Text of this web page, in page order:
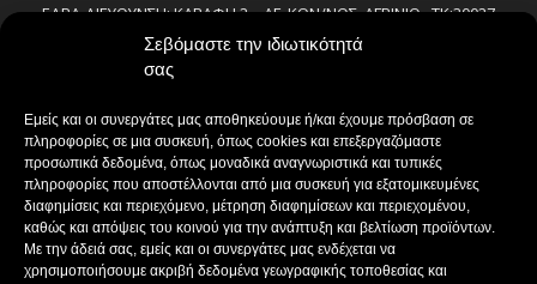
Σεβόμαστε την ιδιωτικότητά
σας
Εμείς και οι συνεργάτες μας αποθηκεύουμε ή/και έχουμε πρόσβαση σε
πληροφορίες σε μια συσκευή, όπως cookies και επεξεργαζόμαστε
προσωπικά δεδομένα, όπως μοναδικά αναγνωριστικά και τυπικές
πληροφορίες που αποστέλλονται από μια συσκευή για εξατομικευμένες
διαφημίσεις και περιεχόμενο, μέτρηση διαφημίσεων και περιεχομένου,
καθώς και απόψεις του κοινού για την ανάπτυξη και βελτίωση προϊόντων.
Με την άδειά σας, εμείς και οι συνεργάτες μας ενδέχεται να
χρησιμοποιήσουμε ακριβή δεδομένα γεωγραφικής τοποθεσίας και
ΕΔΡΑ-ΔΙΕΥΘΥΝΣΗ: ΚΑΒΑΦΗ 2 – ΑΓ. ΚΩΝ/ΝΟΣ, ΑΓΡΙΝΙΟ , ΤΚ:30027
ΤΗΛΕΦΩΝΟ: 2641022803 – 58800
E-MAIL: bokas@otenet.gr, info@axeloostv.gr
ΝΟΜΙΜΟΣ ΕΚΠΡΟΣΩΠΟΣ: ΜΠΟΚΑΣ ΚΩΝ/ΝΟΣ
ΔΙΕΥΘΥΝΤΗΣ: ΜΠΟΚΑΣ ΚΩΝ/ΝΟΣ
ΔΙΕΥΘΥΝΤΗΣ ΣΥΝΤΑΞΗΣ:ΚΟΥΤΣΙΚΟΣ ΠΑΝΤΕΛΗΣ
ΔΙΑΧΕΙΡΙΣΤΗΣ-ΔΙΚΑΙΟΥΧΟΣ domain: ΜΠΟΚΑΣ ΚΩΝ/ΝΟΣ – Γ. ΜΠΟΚΑΣ &
ΣΙΑ Α.Ε
ΔΗΜΟΣΙΟΓΡΑΦΟΙ:
ΚΟΥΤΣΙΚΟΣ ΠΑΝΤΕΛΗΣ